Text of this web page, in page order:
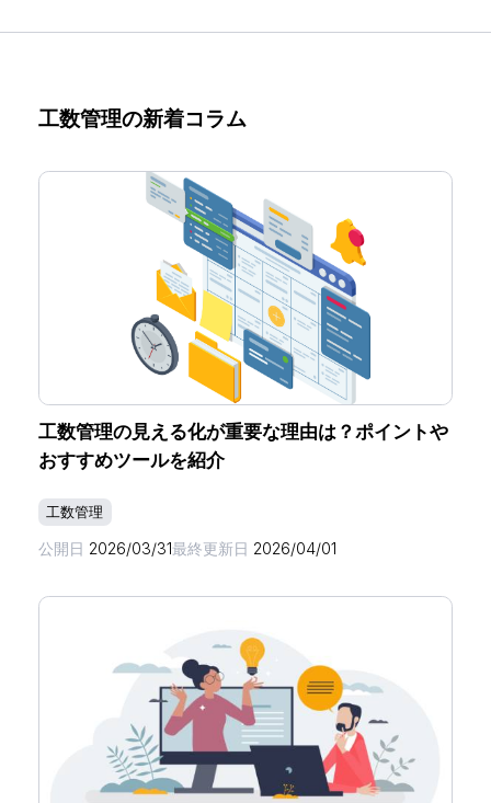
工数管理の新着コラム
工数管理の見える化が重要な理由は？ポイントや
おすすめツールを紹介
工数管理
公開日 2026/03/31最終更新日 2026/04/01